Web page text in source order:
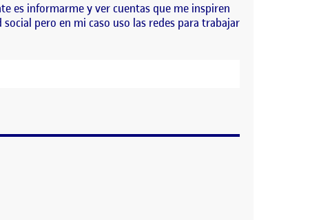
es informarme y ver cuentas que me inspiren
pero en mi caso uso las redes para trabajar